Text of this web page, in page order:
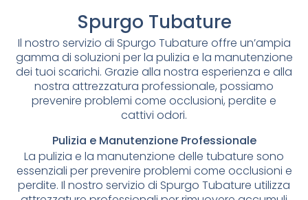
Spurgo Tubature
Il nostro servizio di Spurgo Tubature offre un’ampia
gamma di soluzioni per la pulizia e la manutenzione
dei tuoi scarichi. Grazie alla nostra esperienza e alla
nostra attrezzatura professionale, possiamo
prevenire problemi come occlusioni, perdite e
cattivi odori.
Pulizia e Manutenzione Professionale
La pulizia e la manutenzione delle tubature sono
essenziali per prevenire problemi come occlusioni e
perdite. Il nostro servizio di Spurgo Tubature utilizza